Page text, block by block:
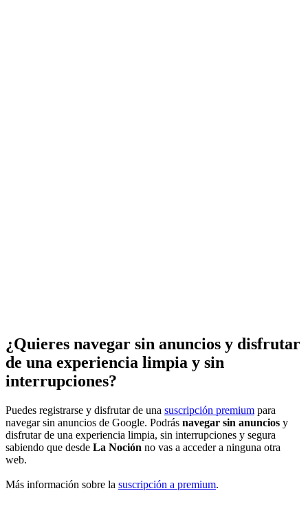
¿Quieres navegar sin anuncios y disfrutar
de una experiencia limpia y sin
interrupciones?
Puedes registrarse y disfrutar de una suscripción premium para
navegar sin anuncios de Google. Podrás navegar sin anuncios y
disfrutar de una experiencia limpia, sin interrupciones y segura
sabiendo que desde La Noción no vas a acceder a ninguna otra
web.
Más información sobre la suscripción a premium.